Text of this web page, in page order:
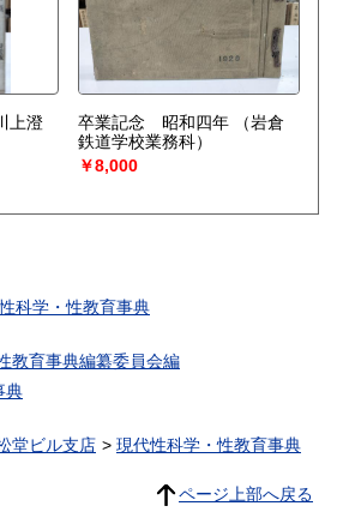
上澄
卒業記念 昭和四年
（岩倉
鉄道学校業務科）
￥8,000
科学・性教育事典
教育事典編纂委員会編
典
堂ビル支店 現代性科学・性教育事典
ページ上部へ戻る